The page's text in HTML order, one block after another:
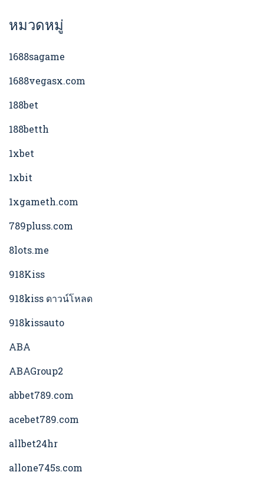
หมวดหมู่
1688sagame
1688vegasx.com
188bet
188betth
1xbet
1xbit
1xgameth.com
789pluss.com
8lots.me
918Kiss
918kiss ดาวน์โหลด
918kissauto
ABA
ABAGroup2
abbet789.com
acebet789.com
allbet24hr
allone745s.com